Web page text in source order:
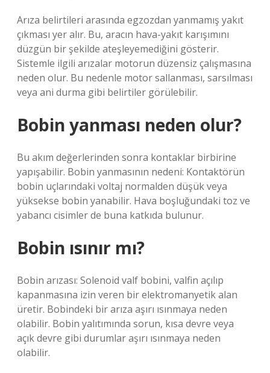
Arıza belirtileri arasında egzozdan yanmamış yakıt
çıkması yer alır. Bu, aracın hava-yakıt karışımını
düzgün bir şekilde ateşleyemediğini gösterir.
Sistemle ilgili arızalar motorun düzensiz çalışmasına
neden olur. Bu nedenle motor sallanması, sarsılması
veya ani durma gibi belirtiler görülebilir.
Bobin yanması neden olur?
Bu akım değerlerinden sonra kontaklar birbirine
yapışabilir. Bobin yanmasının nedeni: Kontaktörün
bobin uçlarındaki voltaj normalden düşük veya
yüksekse bobin yanabilir. Hava boşluğundaki toz ve
yabancı cisimler de buna katkıda bulunur.
Bobin ısınır mı?
Bobin arızası: Solenoid valf bobini, valfin açılıp
kapanmasına izin veren bir elektromanyetik alan
üretir. Bobindeki bir arıza aşırı ısınmaya neden
olabilir. Bobin yalıtımında sorun, kısa devre veya
açık devre gibi durumlar aşırı ısınmaya neden
olabilir.